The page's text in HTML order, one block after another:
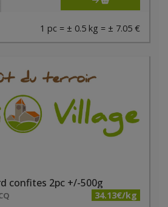
1 pc = ± 0.5 kg = ± 7.05 €
confites 2pc +/-500g
34.13€/kg